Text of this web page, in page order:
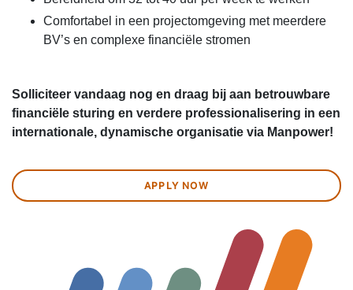
Comfortabel in een projectomgeving met meerdere
BV’s en complexe financiële stromen
Solliciteer vandaag nog en draag bij aan betrouwbare
financiële sturing en verdere professionalisering in een
internationale, dynamische organisatie via Manpower!
APPLY NOW